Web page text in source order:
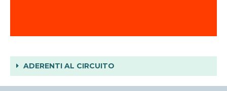
ADERENTI AL CIRCUITO